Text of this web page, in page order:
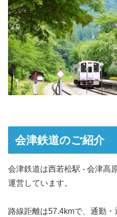
会津鉄道のご紹介
会津鉄道は西若松駅 - 会津高
運営しています。
路線距離は57.4kmで、通勤